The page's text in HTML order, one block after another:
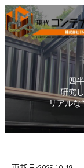
四
研究
リアルな